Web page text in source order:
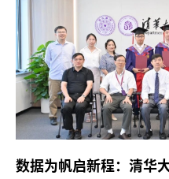
数据为帆启新程：清华